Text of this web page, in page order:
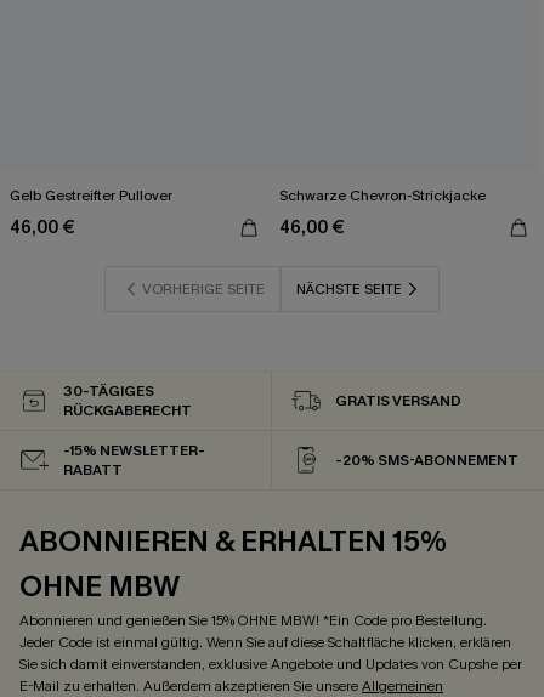
Gelb Gestreifter Pullover
46,00 €
Schwarze Chevron-Strickjacke
46,00 €
VORHERIGE SEITE NÄCHSTE SEITE
30-TÄGIGES
RÜCKGABERECHT
GRATIS VERSAND
-15% NEWSLETTER-
RABATT
-20% SMS-ABONNEMENT
ABONNIEREN & ERHALTEN 15%
OHNE MBW
Abonnieren und genießen Sie 15% OHNE MBW! *Ein Code pro Bestellung.
Jeder Code ist einmal gültig. Wenn Sie auf diese Schaltfläche klicken, erklären
Sie sich damit einverstanden, exklusive Angebote und Updates von Cupshe per
E-Mail zu erhalten. Außerdem akzeptieren Sie unsereAllgemeinen